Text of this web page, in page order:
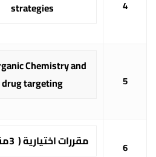
4
strategies
5
Chemistry and
drug targeting
6 مقررات اختيارية ( 3مقررات)